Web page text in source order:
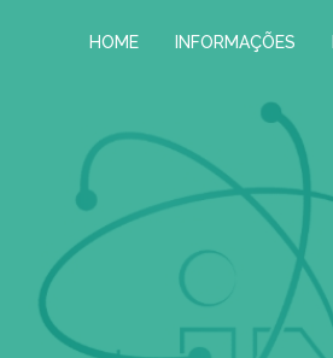
HOME INFORMAÇÕES